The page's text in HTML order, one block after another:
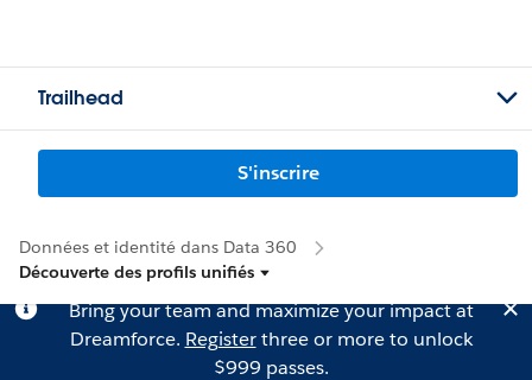
Trailhead
S'inscrire
Données et identité dans Data 360
Découverte des profils unifiés
Bring your team and maximize your impact at
Dreamforce. Registerthree or more to unlock
$999 passes.